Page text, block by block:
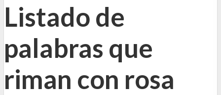
Listado de
palabras que
riman con rosa